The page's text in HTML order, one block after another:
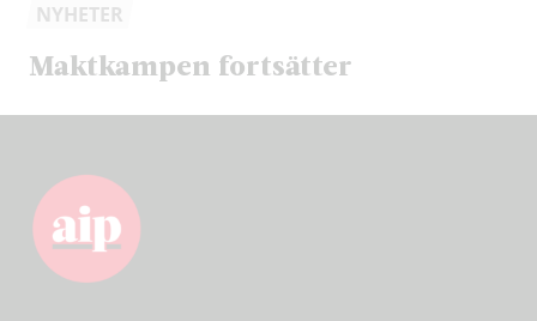
NYHETER
Maktkampen fortsätter